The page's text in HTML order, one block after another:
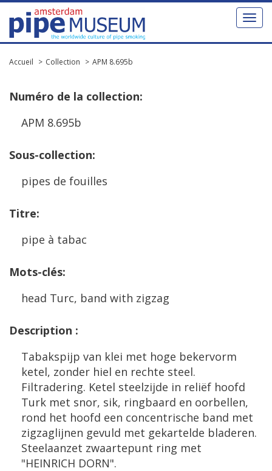
Toggle
Accueil Collection APM 8.695b
Numéro de la collection:
APM 8.695b
Sous-collection:
pipes de fouilles
Titre:
pipe à tabac
Mots-clés:
head Turc, band with zigzag
Description :
Tabakspijp van klei met hoge bekervorm
ketel, zonder hiel en rechte steel.
Filtradering. Ketel steelzijde in reliëf hoofd
Turk met snor, sik, ringbaard en oorbellen,
rond het hoofd een concentrische band met
zigzaglijnen gevuld met gekartelde bladeren.
Steelaanzet zwaartepunt ring met
"HEINRICH DORN".